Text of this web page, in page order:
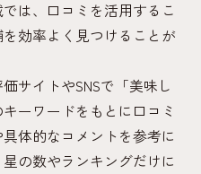
持つ美味しさの共通点
価されているのか徹底
けるコツ
は、口コミを活用するこ
効率よく見つけることが
サイトやSNSで「美味し
ーワードをもとに口コミ
体的なコメントを参考に
の数やランキングだけに